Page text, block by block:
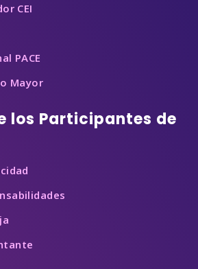
CEI
PACE
Mayor
los Participantes de